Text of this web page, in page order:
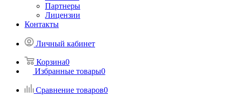
Партнеры
Лицензии
Контакты
Личный кабинет
Корзина0
Избранные товары0
Сравнение товаров0